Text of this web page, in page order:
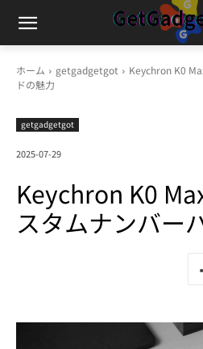
ホーム getgadgetgot
Keychron K0
ドの魅力
getgadgetgot
2025-07-29
Keychron K0
スタムナンバー